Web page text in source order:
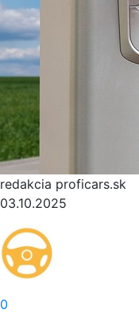
redakcia proficars.sk
03.10.2025
0